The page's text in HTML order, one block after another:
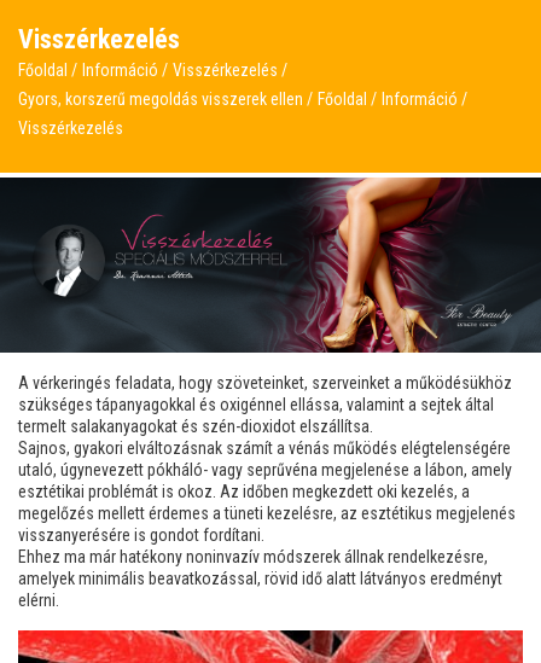
Visszérkezelés
Főoldal Információ
Visszérkezelés
Gyors, korszerű megoldás visszerek ellen
Főoldal
Információ
Visszérkezelés
A vérkeringés feladata, hogy szöveteinket, szerveinket a működésükhöz
szükséges tápanyagokkal és oxigénnel ellássa, valamint a sejtek által
termelt salakanyagokat és szén-dioxidot elszállítsa.
Sajnos, gyakori elváltozásnak számít a vénás működés elégtelenségére
utaló, úgynevezett pókháló- vagy seprűvéna megjelenése a lábon, amely
esztétikai problémát is okoz. Az időben megkezdett oki kezelés, a
megelőzés mellett érdemes a tüneti kezelésre, az esztétikus megjelenés
visszanyerésére is gondot fordítani.
Ehhez ma már hatékony noninvazív módszerek állnak rendelkezésre,
amelyek minimális beavatkozással, rövid idő alatt látványos eredményt
elérni.